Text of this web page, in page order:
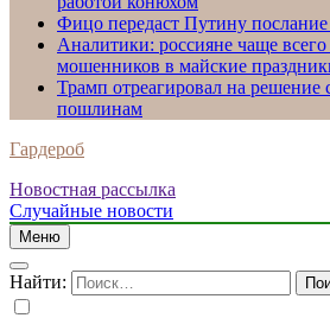
Фицо передаст Путину послание
Аналитики: россияне чаще всего
мошенников в майские
Трамп отреагировал на
пошлинам
Гардероб
Новостная рассылка
Случайные новости
Меню
Найти: